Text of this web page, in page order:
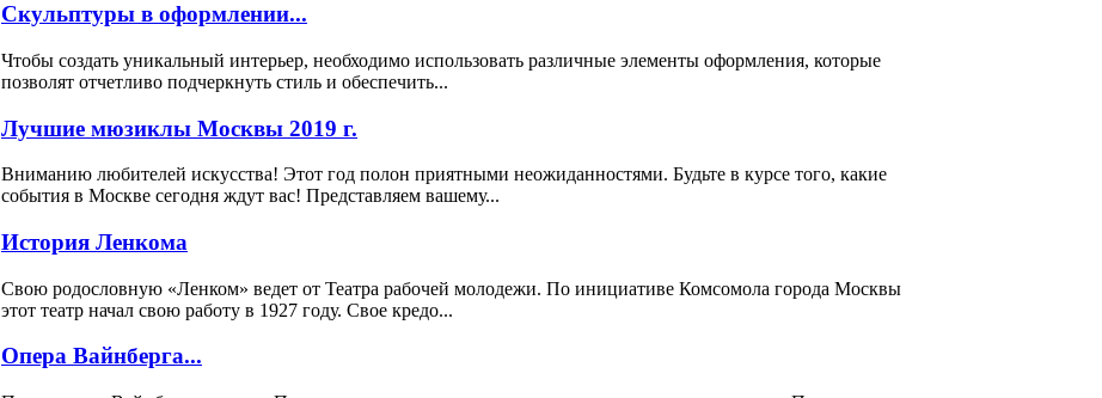
Скульптуры в оформлении...
Чтобы создать уникальный интерьер, необходимо использовать различные элементы оформления, которые
позволят отчетливо подчеркнуть стиль и обеспечить...
Лучшие мюзиклы Москвы 2019 г.
Вниманию любителей искусства! Этот год полон приятными неожиданностями. Будьте в курсе того, какие
события в Москве сегодня ждут вас! Представляем вашему...
История Ленкома
Свою родословную «Ленком» ведет от Театра рабочей молодежи. По инициативе Комсомола города Москвы
этот театр начал свою работу в 1927 году. Свое кредо...
Опера Вайнберга...